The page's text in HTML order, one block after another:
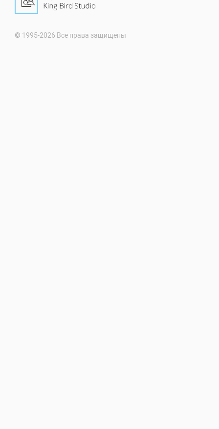
© 1995-2026 Все права защищены